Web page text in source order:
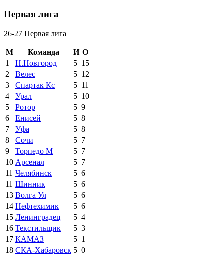
Первая лига
26-27 Первая лига
М Команда И О
1
Н.Новгород 5 15
2
Велес 5 12
3
Спартак Кс 5 11
4
Урал 5 10
5
Ротор 5 9
6
Енисей 5 8
7
Уфа 5 8
8
Сочи 5 7
9
Торпедо М 5 7
10 Арсенал 5 7
11 Челябинск 5 6
11 Шинник 5 6
13 Волга Ул 5 6
14 Нефтехимик 5 6
15 Ленинградец 5 4
16 Текстильщик 5 3
17 КАМАЗ 5 1
18 СКА-Хабаровск 5 0